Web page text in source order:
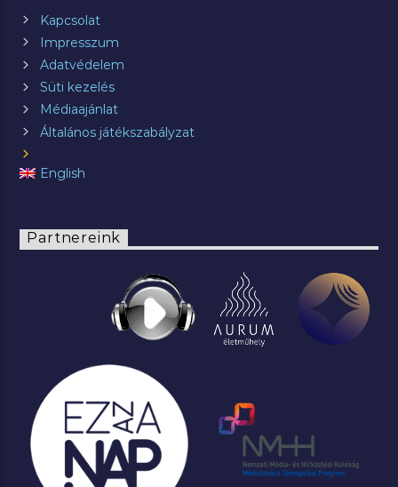
Kapcsolat
Impresszum
Adatvédelem
Süti kezelés
Médiaajánlat
Általános játékszabályzat
English
Partnereink